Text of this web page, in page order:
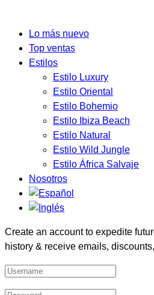
Lo más nuevo
Top ventas
Estilos
Estilo Luxury
Estilo Oriental
Estilo Bohemio
Estilo Ibiza Beach
Estilo Natural
Estilo Wild Jungle
Estilo África Salvaje
Nosotros
Create an account to expedite
history & receive emails,